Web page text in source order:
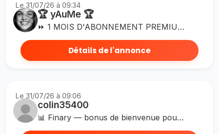
Le 31/07/26 à 09:34
🏆 yAuMe 🏆
⏩ 1 MOIS D'ABONNEMENT PREMIUM GRATUIT ⏪ J'utilise Finary pour gérer mon patrimoine et mon budget. Rejoins-moi et débloque 1 mois de Premium gratuitement en ajoutant au moins 2 comptes ! ➡️ https://finary.com/referral/RWMDDE
Détails de l'annonce
Le 31/07/26 à 09:06
colin35400
📊 Finary — bonus de bienvenue pour gérer ton patrimoine ! Finary, l'appli française pour suivre tout ton patrimoine au même endroit : comptes, bourse, crypto, immobilier, livrets. ✅ Bonus de bienvenue via mon lien ✅ Vue claire et en temps réel de ton patrimoine ✅ Outils d'analyse et communauté active Inscris-toi avec mon lien et connecte un 1er compte 🙂 💸 Bonus : je te reverse 10 % de ma prime de parrainage !